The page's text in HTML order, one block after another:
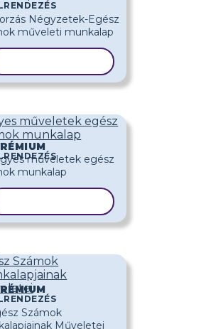
műveletek egész
munkalap
Számok